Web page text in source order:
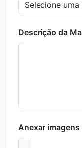
Descrição da
Anexar